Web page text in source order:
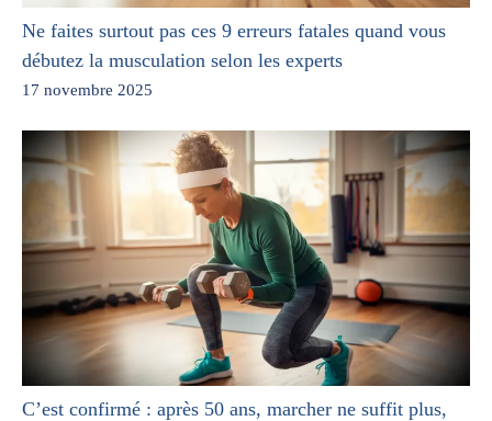
Ne faites surtout pas ces 9 erreurs fatales quand vous
débutez la musculation selon les experts
17 novembre 2025
C’est confirmé : après 50 ans, marcher ne suffit plus,